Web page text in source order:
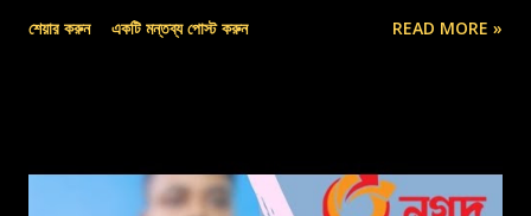
শেয়ার করুন একটি মন্তব্য পোস্ট করুন READ MORE »